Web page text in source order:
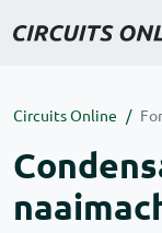
Circuits Online